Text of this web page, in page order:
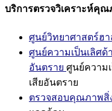
บริการตรวจวิเคราะห์คุณ
ศูนย์วิทยาศาสตร์ฮา
ศูนย์ความเป็นเลิศด้
อันตราย ศูนย์ความ
เสียอันตราย
ตรวจสอบคุณภาพสิ่